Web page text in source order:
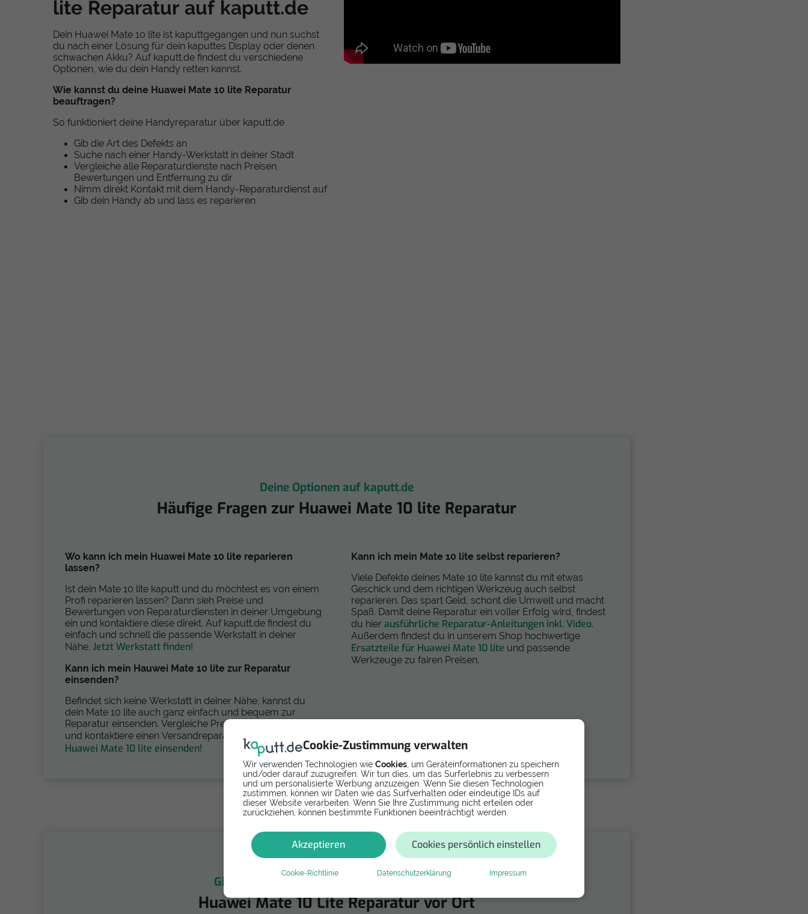
Cookie-Zustimmung verwalten
Wir verwenden Technologien wie Cookies , um Geräteinformationen zu speichern
und/oder darauf zuzugreifen. Wir tun dies, um das Surferlebnis zu verbessern
und um personalisierte Werbung anzuzeigen. Wenn Sie diesen Technologien
zustimmen, können wir Daten wie das Surfverhalten oder eindeutige IDs auf
dieser Website verarbeiten. Wenn Sie Ihre Zustimmung nicht erteilen oder
zurückziehen, können bestimmte Funktionen beeinträchtigt werden.
Akzeptieren Cookies persönlich einstellen
Cookie-Richtlinie Datenschutzerklärung Impressum
lite Reparatur auf kaputt.de
Dein Huawei Mate 10 lite ist kaputtgegangen und nun suchst
du nach einer Lösung für dein kaputtes Display oder denen
schwachen Akku? Auf kaputt.de findest du verschiedene
Optionen, wie du dein Handy retten kannst.
Wie kannst du deine Huawei Mate 10 lite Reparatur
beauftragen?
So funktioniert deine Handyreparatur über kaputt.de
Gib die Art des Defekts an
Suche nach einer Handy-Werkstatt in deiner Stadt
Vergleiche alle Reparaturdienste nach Preisen,
Bewertungen und Entfernung zu dir
Nimm direkt Kontakt mit dem Handy-Reparaturdienst auf
Gib dein Handy ab und lass es reparieren
Deine Optionen auf kaputt.de
Häufige Fragen zur Huawei Mate 10 lite Reparatur
Wo kann ich mein Huawei Mate 10 lite reparieren
lassen?
Ist dein Mate 10 lite kaputt und du möchtest es von einem
Profi reparieren lassen? Dann sieh Preise und
Bewertungen von Reparaturdiensten in deiner Umgebung
ein und kontaktiere diese direkt. Auf kaputt.de findest du
einfach und schnell die passende Werkstatt in deiner
Nähe. Jetzt Werkstatt finden!
Kann ich mein Hauwei Mate 10 lite zur Reparatur
einsenden?
Befindet sich keine Werkstatt in deiner Nähe, kannst du
dein Mate 10 lite auch ganz einfach und bequem zur
Reparatur einsenden. Vergleiche Preise und Bewertungen
und kontaktiere einen Versandreparaturdienst.
Huawei Mate 10 lite einsenden!
Kann ich mein Mate 10 lite selbst reparieren?
Viele Defekte deines Mate 10 lite kannst du mit etwas
Geschick und dem richtigen Werkzeug auch selbst
reparieren. Das spart Geld, schont die Umwelt und macht
Spaß. Damit deine Reparatur ein voller Erfolg wird, findest
du hier ausführliche Reparatur-Anleitungen inkl. Video.
Außerdem findest du in unserem Shop hochwertige
Ersatzteile für Huawei Mate 10 lite und passende
Werkzeuge zu fairen Preisen.
Gib dein Huawei Mate 10 Lite zur Reparatur ab
Huawei Mate 10 Lite Reparatur vor Ort